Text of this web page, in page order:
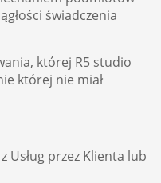
świadczenia
której R5 studio
której nie miał
Usług przez Klienta lub